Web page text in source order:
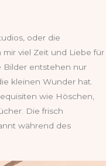
oder die
mir viel Zeit und Liebe für
Bilder entstehen nur
kleinen Wunder hat.
wie Höschen,
Die frisch
während des